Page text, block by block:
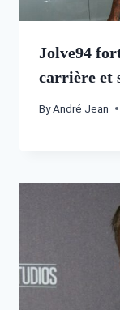
Jolve94
carrière et
ByAndré Jean